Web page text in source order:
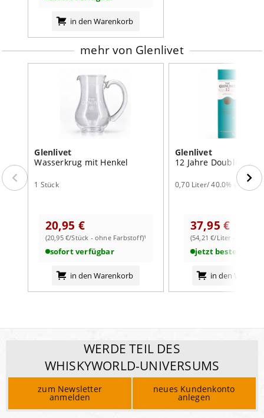
in den Warenkorb
mehr von Glenlivet
Glenlivet
Wasserkrug mit Henkel
1 Stück
20,95 €
(20,95 €/Stück - ohne Farbstoff)¹
sofort verfügbar
in den Warenkorb
Glenlivet
12 Jahre Double Oak
0,70 Liter/ 40.0% vol
37,95 €
(54,21 €/Liter - mit
jetzt bestellbar
in den
WERDE TEIL DES
WHISKYWORLD-UNIVERSUMS
zum Newsletter
anmelden
neues Kundenkonto
anlegen